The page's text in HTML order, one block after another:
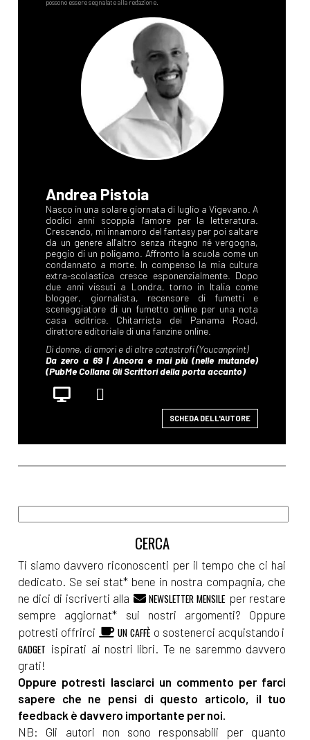
Andrea Pistoia
SCHEDA DELL'AUTORE
Ti siamo davvero riconoscenti per il tempo che ci hai
dedicato. Se sei stat* bene in nostra compagnia, che
ne dici di iscriverti alla
NEWSLETTER MENSILE per restare
sempre aggiornat* sui nostri argomenti? Oppure
potresti offrirci
UN CAFFÈ o sostenerci acquistando i
GADGET ispirati ai nostri libri. Te ne saremmo davvero
grati!
Oppure potresti lasciarci un commento per farci
sapere che ne pensi di questo articolo, il tuo
feedback è davvero importante per noi.
NB: Gli autori non sono responsabili per quanto